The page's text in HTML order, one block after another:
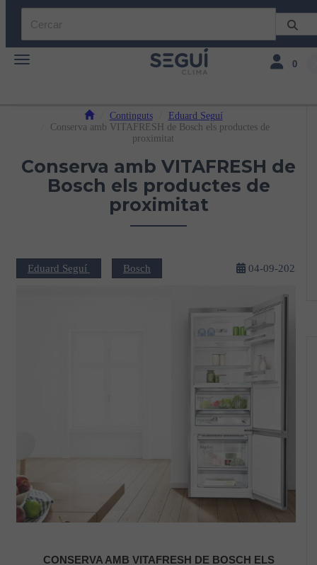
Toggle navigation Toggle
0
Continguts
Eduard Seguí
Conserva amb VITAFRESH de Bosch els productes de
proximitat
Conserva amb VITAFRESH de
Bosch els productes de
proximitat
Eduard Seguí Bosch 04-09-2023
CONSERVA AMB VITAFRESH DE BOSCH ELS
Quin sistema de cuina triar?
28-04-2026